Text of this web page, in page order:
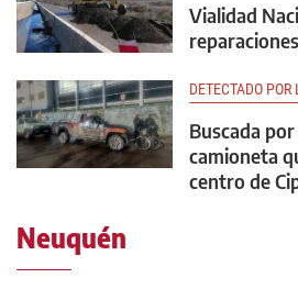
Vialidad
DETECTADO
Buscada
camioneta
centro de
Neuquén